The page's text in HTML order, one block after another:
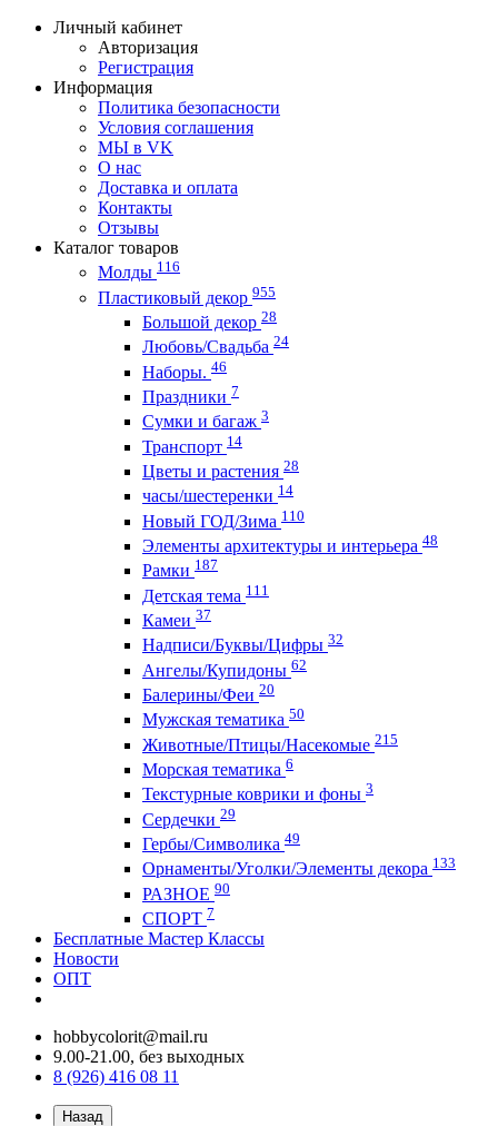
Личный кабинет
Авторизация
Регистрация
Информация
Политика безопасности
Условия соглашения
МЫ в VK
О нас
Доставка и оплата
Контакты
Отзывы
Каталог товаров
Молды 116
Пластиковый декор 955
Большой декор 28
Любовь/Cвадьба 24
Наборы. 46
Праздники 7
Сумки и багаж 3
Транспорт 14
Цветы и растения 28
часы/шестеренки 14
Новый ГОД/Зима 110
Элементы архитектуры и интерьера 48
Рамки 187
Детская тема 111
Камеи 37
Надписи/Буквы/Цифры 32
Ангелы/Купидоны 62
Балерины/Феи 20
Мужская тематика 50
Животные/Птицы/Насекомые 215
Морская тематика 6
Текстурные коврики и фоны 3
Сердечки 29
Гербы/Символика 49
Орнаменты/Уголки/Элементы декора 133
РАЗНОЕ 90
СПОРТ 7
Бесплатные Мастер Классы
Новости
ОПТ
hobbycolorit@mail.ru
9.00-21.00, без выходных
8 (926) 416 08 11
Назад